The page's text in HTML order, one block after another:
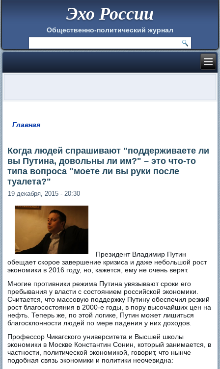
Эхо России
Общественно-политический журнал
Главная
Когда людей спрашивают "поддерживаете ли
вы Путина, довольны ли им?" – это что-то
типа вопроса "моете ли вы руки после
туалета?"
19 декабря, 2015 - 20:30
Президент Владимир Путин
обещает скорое завершение кризиса и даже небольшой рост
экономики в 2016 году, но, кажется, ему не очень верят.
Многие противники режима Путина увязывают сроки его
пребывания у власти с состоянием российской экономики.
Считается, что массовую поддержку Путину обеспечил резкий
рост благосостояния в 2000-е годы, в пору высочайших цен на
нефть. Теперь же, по этой логике, Путин может лишиться
благосклонности людей по мере падения у них доходов.
Профессор Чикагского университета и Высшей школы
экономики в Москве Константин Сонин, который занимается, в
частности, политической экономикой, говорит, что нынче
подобная связь экономики и политики неочевидна: